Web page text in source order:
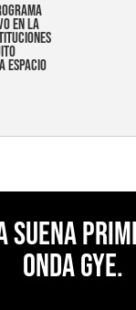
en la
espacio
suena
Onda Gye.